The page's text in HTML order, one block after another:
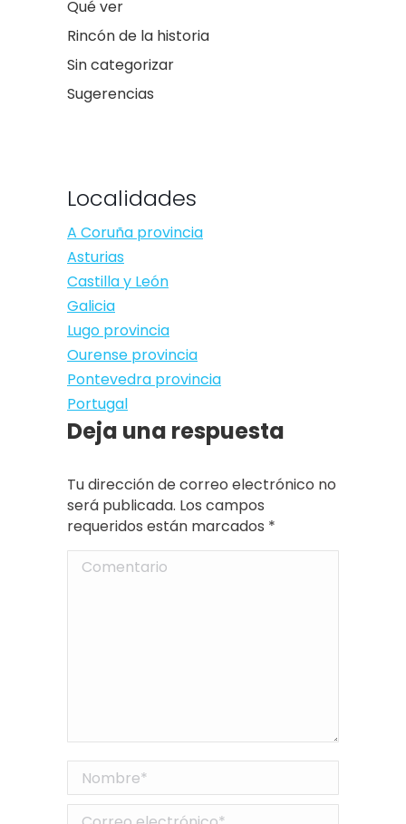
Qué ver
Rincón de la historia
Sin categorizar
Sugerencias
Localidades
A Coruña provincia
Asturias
Castilla y León
Galicia
Lugo provincia
Ourense provincia
Pontevedra provincia
Portugal
Deja una respuesta
Tu dirección de correo electrónico no
será publicada. Los campos
requeridos están marcados *
Comentario
Nombre *
Correo electrónico *